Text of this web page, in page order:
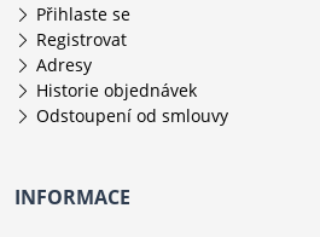
Přihlaste se
Registrovat
Adresy
Historie objednávek
Odstoupení od smlouvy
INFORMACE